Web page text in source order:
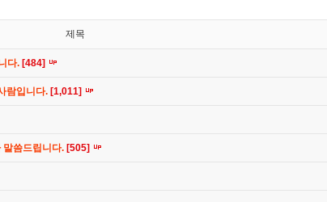
제목
다. [484]
람입니다. [1,011]
말씀드립니다. [505]